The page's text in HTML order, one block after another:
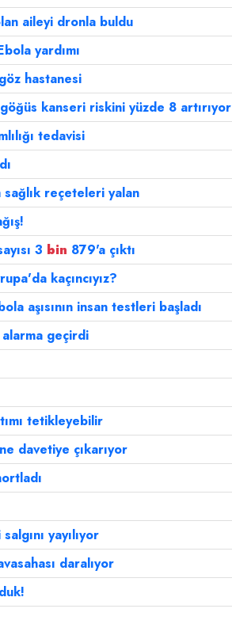
aileyi dronla buldu
yardımı
hastanesi
kanseri riskini yüzde 8 artırıyor
tedavisi
reçeteleri yalan
3 bin 879'a çıktı
kaçıncıyız?
aşısının insan testleri başladı
alarma geçirdi
tetikleyebilir
davetiye çıkarıyor
yayılıyor
daralıyor